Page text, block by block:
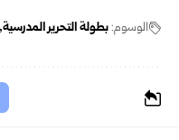
الوسوم:بطولة التحرير المدرسية